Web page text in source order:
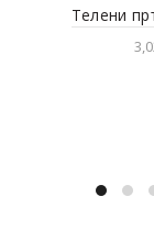
Телени